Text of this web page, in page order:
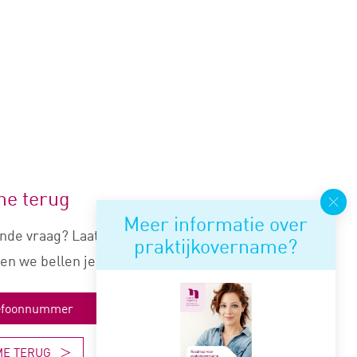
Meer informatie over
praktijkovername?
terug
vraag? Laat je nummer
we bellen je snel terug.
TERUG